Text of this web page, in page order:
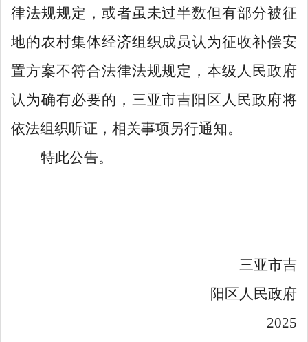
律法规规定，或者虽未过半数但有部分被征
地的农村集体经济组织成员认为征收补偿安
置方案不符合法律法规规定，本级人民政府
认为确有必要的，三亚市吉阳区人民政府将
依法组织听证，相关事项另行通知。
特此公告。
三亚市吉
阳区 人民政府
2025